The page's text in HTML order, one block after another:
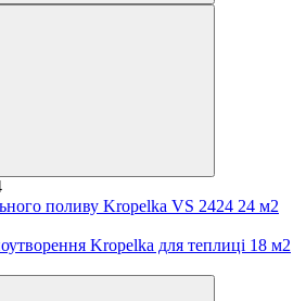
поливу Kropelka VS 2424 24 м2